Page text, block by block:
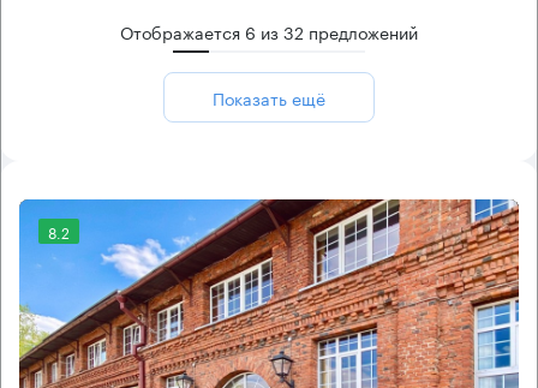
Отображается 6 из32 предложений
Показать ещё
8.2